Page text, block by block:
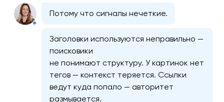
Потому что сигналы нечеткие.
Заголовки используются неправильно —
поисковики
не понимают структуру. У картинок нет
тегов — контекст теряется. Ссылки
ведут куда попало — авторитет
размывается.